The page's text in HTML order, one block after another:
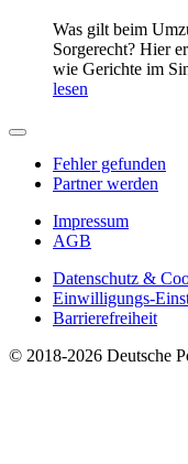
Was gilt beim
Sorgerecht? Hier
wie Gerichte im
lesen
Fehler gefunden
Partner werden
Impressum
AGB
Datenschutz &
Einwilligungs-
Barrierefreiheit
© 2018-2026 Deutsche